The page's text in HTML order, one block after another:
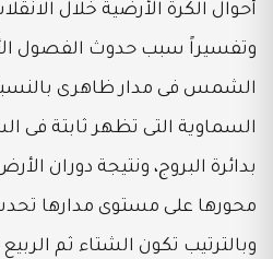
أحوال الكرة الأرضية خلال
وتفسيراً سبب حدوث الفصول
الشمس فى مدار ظاهرى
السماوية التى تظهر ثابتة فى
بدائرة البروج، ونتيجة دوران
محورها على مستوى مدارها
وبالترتيب تكون الشتاء ثم